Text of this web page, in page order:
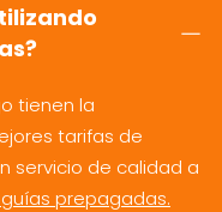
tienen la
tarifas de
servicio de calidad a
prepagadas.